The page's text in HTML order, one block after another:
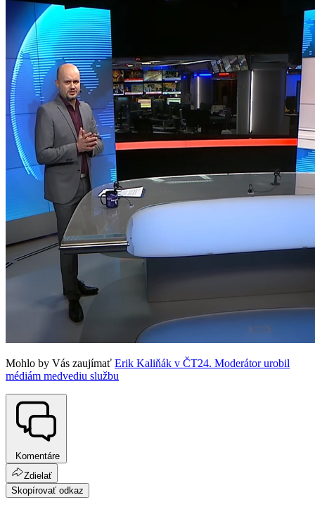
Mohlo by Vás zaujímať Erik Kaliňák v ČT24. Moderátor urobil
médiám medvediu službu
Komentáre
Zdielať
Skopírovať odkaz